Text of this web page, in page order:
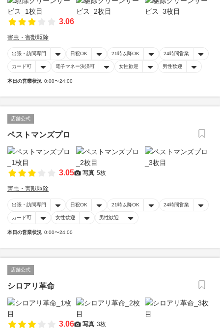
3.06
害虫・害獣駆除
出張・訪問専門 日祝OK 21時以降OK 24時間営業
カード可 電子マネー決済可 女性歓迎 男性歓迎
本日の営業状況 0:00〜24:00
店舗公式
ペストマンズプロ
3.05 写真 5枚
害虫・害獣駆除
出張・訪問専門 日祝OK 21時以降OK 24時間営業
カード可 女性歓迎 男性歓迎
本日の営業状況 0:00〜24:00
店舗公式
シロアリ革命
3.06 写真 3枚